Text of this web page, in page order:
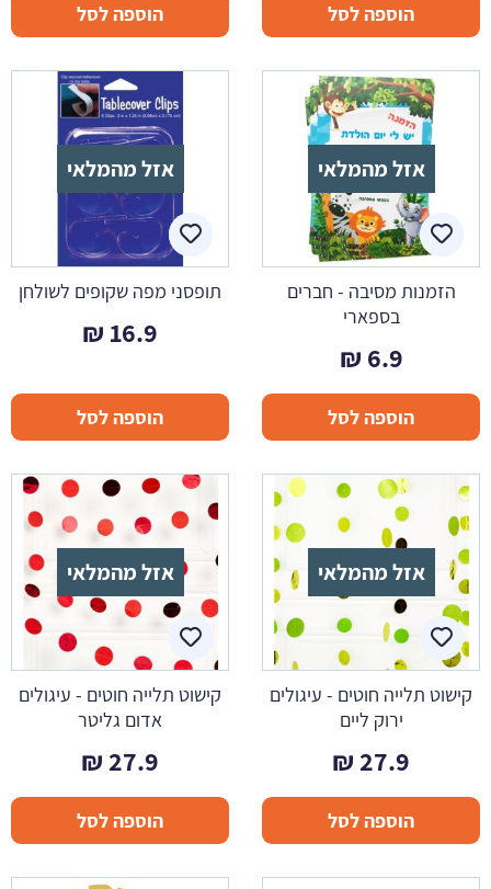
הוספה לסל הוספה לסל
אזל מהמלאי
הזמנות מסיבה - חברים
בספארי
6.9
₪
הוספה לסל
אזל מהמלאי
תופסני מפה שקופים לשולחן
16.9
₪
הוספה לסל
אזל מהמלאי
קישוט תלייה חוטים - עיגולים
ירוק ליים
27.9
₪
הוספה לסל
אזל מהמלאי
קישוט תלייה חוטים - עיגולים
אדום גליטר
27.9
₪
הוספה לסל